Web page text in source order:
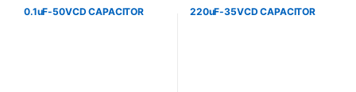
0.1uF-50VCD CAPACITOR 220uF-35VCD CAPACITOR